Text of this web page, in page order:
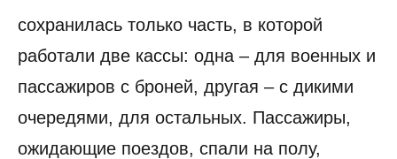
сохранилась только часть, в которой
работали две кассы: одна – для военных и
пассажиров с броней, другая – с дикими
очередями, для остальных. Пассажиры,
ожидающие поездов, спали на полу,